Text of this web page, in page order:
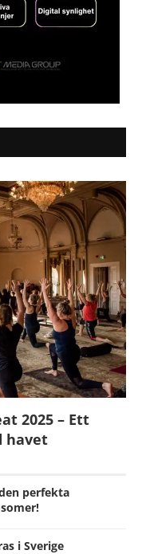
2025 – Ett
havet
perfekta
i Sverige